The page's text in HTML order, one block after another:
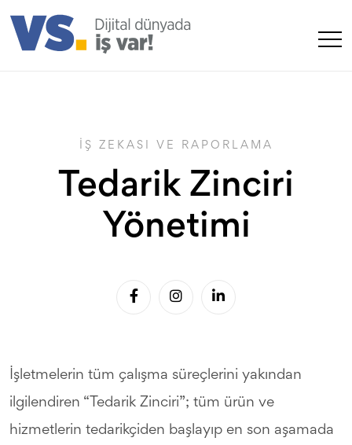
İŞ ZEKASI VE RAPORLAMA
Tedarik Zinciri
Yönetimi
İşletmelerin tüm çalışma süreçlerini yakından
ilgilendiren “Tedarik Zinciri”; tüm ürün ve
hizmetlerin tedarikçiden başlayıp en son aşamada